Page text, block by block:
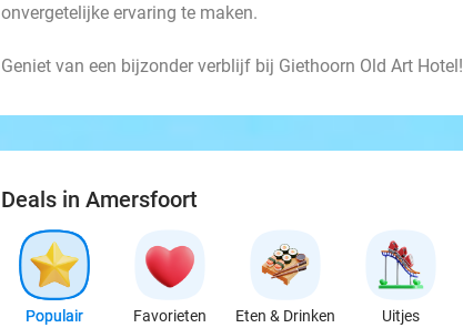
onvergetelijke ervaring te maken.
Geniet van een bijzonder verblijf bij Giethoorn Old Art Hotel!
Deals in Amersfoort
Populair Favorieten Eten & Drinken Uitjes